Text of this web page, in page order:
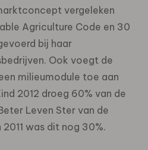
vergeleken
Agriculture Code en 30
bij haar
Ook voegt de
milieumodule toe aan
2012 droeg 60% van de
Leven Ster van de
was dit nog 30%.